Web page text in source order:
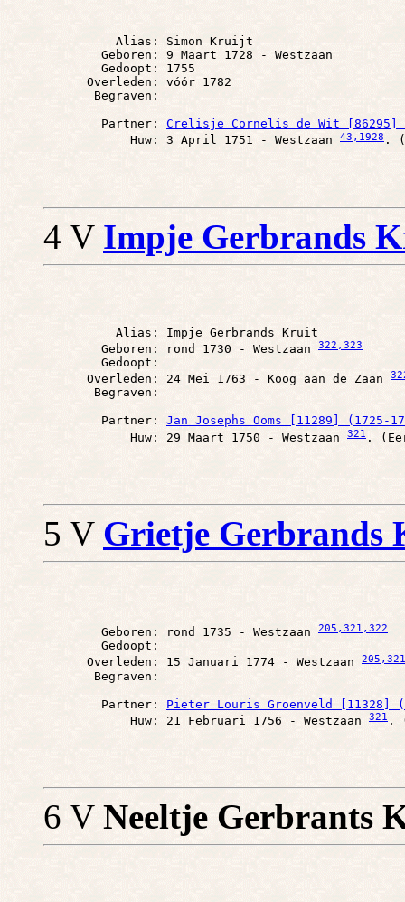
          Alias: Simon Kruijt
        Geboren: 9 Maart 1728 - Westzaan
        Gedoopt: 1755
      Overleden: vóór 1782
        Partner:
Crelisje Cornelis de Wit [86295]
            Huw: 3 April 1751 - Westzaan
43 ,1928
4 V Impje Gerbrands
          Alias: Impje Gerbrands Kruit
        Geboren: rond 1730 - Westzaan
322 ,323
        Gedoopt:
      Overleden: 24 Mei 1763 - Koog aan de Zaan
        Partner:
Jan Josephs Ooms [11289] (1725-
            Huw: 29 Maart 1750 - Westzaan
321
5 V Grietje Gerbrands
        Geboren: rond 1735 - Westzaan
205 ,321 ,322
        Gedoopt:
      Overleden: 15 Januari 1774 - Westzaan
205 ,321
        Partner:
Pieter Louris Groenveld [11328]
            Huw: 21 Februari 1756 - Westzaan
321
6 V Neeltje Gerbrants